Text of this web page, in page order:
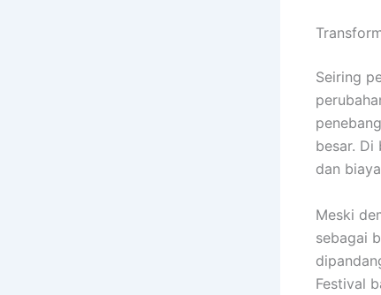
Seiring
besar. Di
dan
Meski
sebagai
Festival